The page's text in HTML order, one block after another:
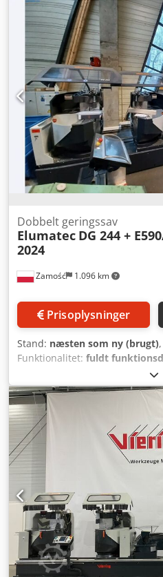
Polen – 33350. Besigtigelse
aftale. Vores firma ligger 120
Transport mulig. Eksportpris.
Zamość 1.096 km
Dobbelt geringssav
Elumatec DG 244 +
2024
Prisoplysninger
Stand: næsten som ny (brugt)
Funktionalitet: fuldt
TOHOVEDS SAV ELUMATEC
Cedpfx Ajy U E Tfskasrf